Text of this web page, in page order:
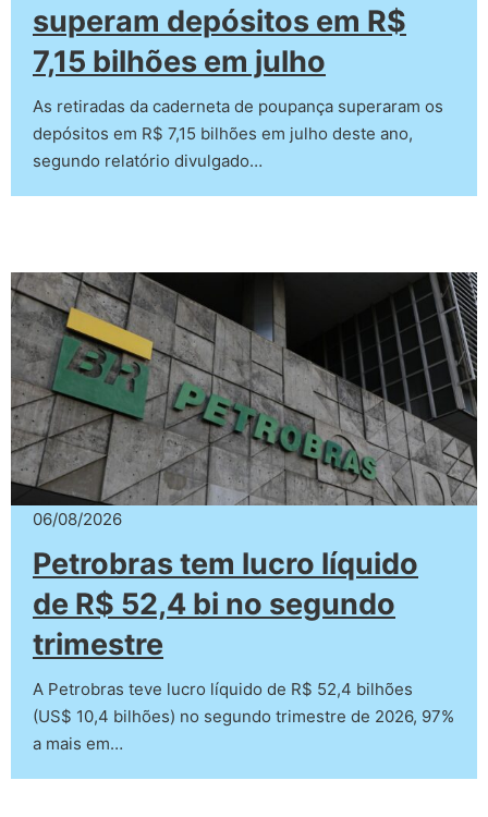
superam depósitos em R$
7,15 bilhões em julho
As retiradas da caderneta de poupança superaram os
depósitos em R$ 7,15 bilhões em julho deste ano,
segundo relatório divulgado…
06/08/2026
Petrobras tem lucro líquido
de R$ 52,4 bi no segundo
trimestre
A Petrobras teve lucro líquido de R$ 52,4 bilhões
(US$ 10,4 bilhões) no segundo trimestre de 2026, 97%
a mais em…